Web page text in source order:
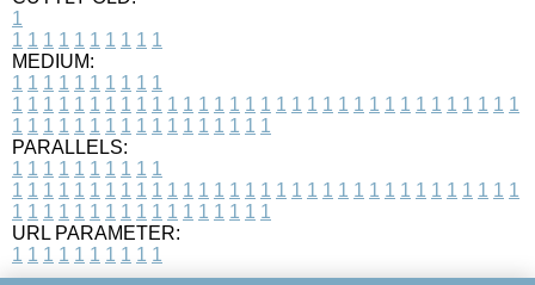
1
1 1 1 1 1 1 1 1 1 1
MEDIUM:
1 1 1 1 1 1 1 1 1 1
1 1 1 1 1 1 1 1 1 1 1 1 1 1 1 1 1 1 1 1 1 1 1 1 1 1 1 1 1 1 1 1 1
1 1 1 1 1 1 1 1 1 1 1 1 1 1 1 1 1
PARALLELS:
1 1 1 1 1 1 1 1 1 1
1 1 1 1 1 1 1 1 1 1 1 1 1 1 1 1 1 1 1 1 1 1 1 1 1 1 1 1 1 1 1 1 1
1 1 1 1 1 1 1 1 1 1 1 1 1 1 1 1 1
URL PARAMETER:
1 1 1 1 1 1 1 1 1 1